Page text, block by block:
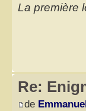
La première
Re:
de